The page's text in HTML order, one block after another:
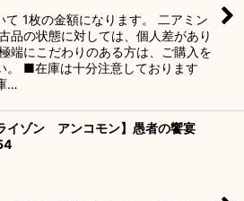
1枚の金額になります。 二アミン
品の状態に対しては、個人差があり
端にこだわりのある方は、ご購入を
。 ■在庫は十分注意しております
…
イゾン アンコモン】愚者の饗宴